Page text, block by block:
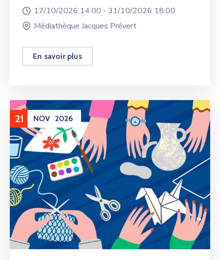
17/10/2026 14:00 - 31/10/2026 18:00
Médiathèque Jacques Prévert
En savoir plus
21 NOV 2026